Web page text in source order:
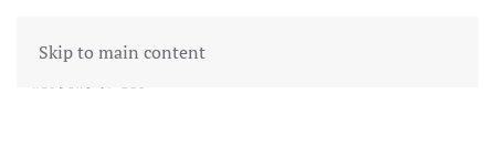
Skip to main content